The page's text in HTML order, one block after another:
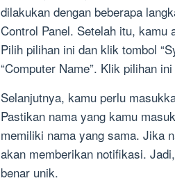
dilakukan dengan beberapa
Control Panel. Setelah itu, kamu
Pilih pilihan ini dan klik tombol
“Computer Name”. Klik pilihan
Selanjutnya, kamu perlu
Pastikan nama yang kamu
memiliki nama yang sama. Jika
akan memberikan notifikasi.
benar unik.